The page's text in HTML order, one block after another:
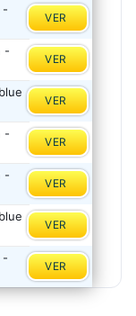
-
VER
-
VER
VER
-
VER
-
VER
VER
-
VER